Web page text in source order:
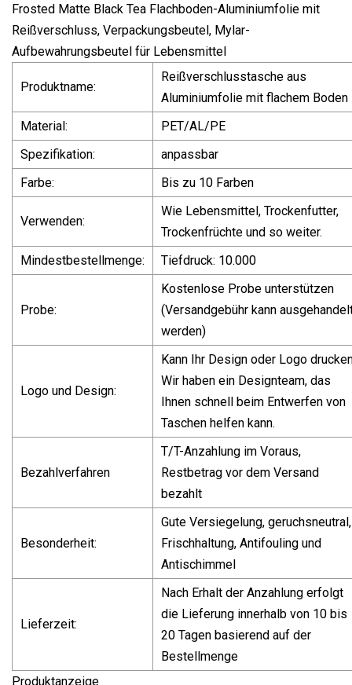
Frosted Matte Black Tea Flachboden-Aluminiumfolie mit
Reißverschluss, Verpackungsbeutel, Mylar-
Aufbewahrungsbeutel für Lebensmittel
Produktname:
Reißverschlusstasche aus
Aluminiumfolie mit flachem Boden
Material:
PET/AL/PE
Spezifikation:
anpassbar
Farbe:
Bis zu 10 Farben
Verwenden:
Wie Lebensmittel, Trockenfutter,
Trockenfrüchte und so weiter.
Mindestbestellmenge:
Tiefdruck: 10.000
Probe:
Kostenlose Probe unterstützen
(Versandgebühr kann
werden)
Logo und Design:
Kann Ihr Design oder Logo
Wir haben ein Designteam, das
Ihnen schnell beim Entwerfen von
Taschen helfen kann.
Bezahlverfahren
T/T-Anzahlung im Voraus,
Restbetrag vor dem Versand
bezahlt
Besonderheit:
Gute Versiegelung, geruchsneutral,
Frischhaltung, Antifouling und
Antischimmel
Lieferzeit:
Nach Erhalt der Anzahlung erfolgt
die Lieferung innerhalb von 10 bis
20 Tagen basierend auf der
Bestellmenge
Produktanzeige